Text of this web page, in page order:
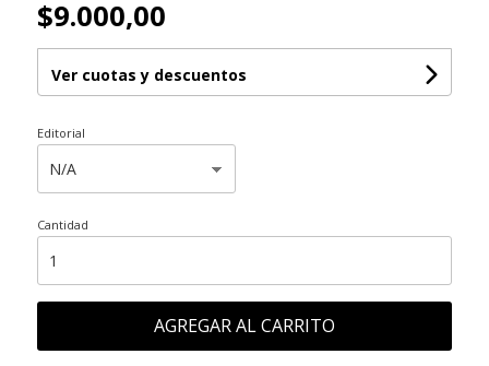
$9.000,00
Ver cuotas y descuentos
Editorial
Cantidad
AGREGAR AL CARRITO